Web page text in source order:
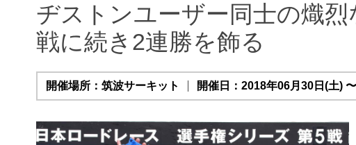
ヂストンユーザー同士の熾
戦に続き2連勝を飾る
開催場所：筑波サーキット 開催日：2018年06月30日(土)